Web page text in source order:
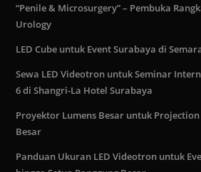
“Penile & Microsurgery” – Pembuka
Urology
LED Cube untuk Event Surabaya di
Sewa LED Videotron untuk Seminar
6 di Shangri-La Hotel Surabaya
Proyektor Lumens Besar untuk
Besar
Panduan Ukuran LED Videotron untuk